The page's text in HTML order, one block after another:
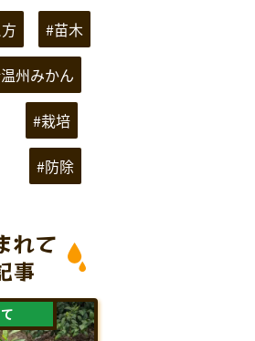
#苗木
州みかん
#栽培
#防除
れて
事